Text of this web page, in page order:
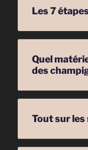
Les 7
Quel
des
Tout sur